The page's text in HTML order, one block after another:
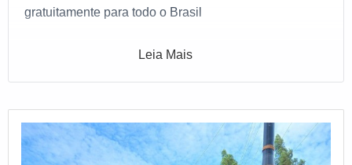
gratuitamente para todo o Brasil
Leia Mais